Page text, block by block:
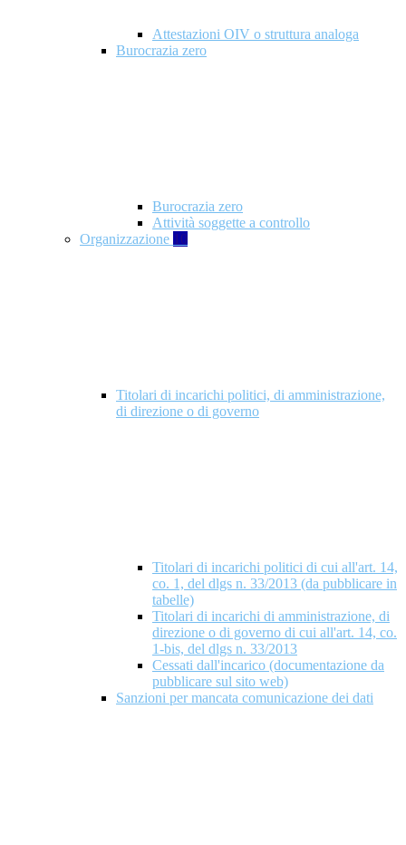
Attestazioni OIV o struttura analoga
Burocrazia zero
Burocrazia zero
Attività soggette a controllo
Organizzazione 10
Titolari di incarichi politici, di amministrazione,
di direzione o di governo
Titolari di incarichi politici di cui all'art. 14,
co. 1, del dlgs n. 33/2013 (da pubblicare in
tabelle)
Titolari di incarichi di amministrazione, di
direzione o di governo di cui all'art. 14, co.
1-bis, del dlgs n. 33/2013
Cessati dall'incarico (documentazione da
pubblicare sul sito web)
Sanzioni per mancata comunicazione dei dati